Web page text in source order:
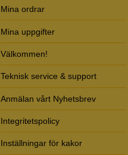
Mina ordrar
Mina uppgifter
Välkommen!
Teknisk service & support
Anmälan vårt Nyhetsbrev
Integritetspolicy
Inställningar för kakor